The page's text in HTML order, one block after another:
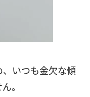
いつも金欠な傾
。